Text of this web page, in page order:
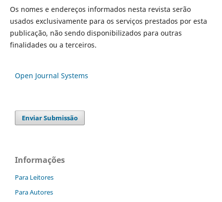
Os nomes e endereços informados nesta revista serão
usados exclusivamente para os serviços prestados por esta
publicação, não sendo disponibilizados para outras
finalidades ou a terceiros.
Open Journal Systems
Enviar Submissão
Informações
Para Leitores
Para Autores